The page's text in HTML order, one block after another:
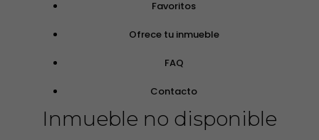
Favoritos
Ofrece tu inmueble
FAQ
Contacto
Inmueble no disponible